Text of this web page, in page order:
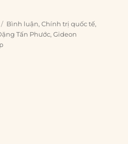
Categories
Bình luận,Chính trị quốc tế,
Tấn Phước,Gideon